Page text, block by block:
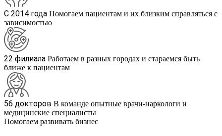
С 2014 года Помогаем пациентам и их близким справляться с
зависимостью
22 филиала Работаем в разных городах и стараемся быть
ближе к пациентам
56 докторов В команде опытные врачи-наркологи и
медицинские специалисты
Помогаем развивать бизнес